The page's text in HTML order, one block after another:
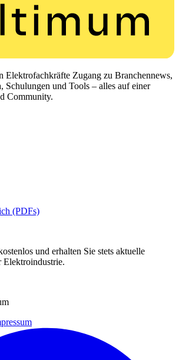
Elektrofachkräfte Zugang zu Branchennews,
Schulungen und Tools – alles auf einer
Community.
(PDFs)
und erhalten Sie stets aktuelle
Elektroindustrie.